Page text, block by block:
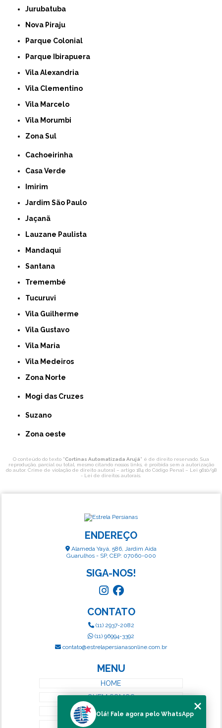
Jurubatuba
Nova Piraju
Parque Colonial
Parque Ibirapuera
Vila Alexandria
Vila Clementino
Vila Marcelo
Vila Morumbi
Zona Sul
Cachoeirinha
Casa Verde
Imirim
Jardim São Paulo
Jaçanã
Lauzane Paulista
Mandaqui
Santana
Tremembé
Tucuruvi
Vila Guilherme
Vila Gustavo
Vila Maria
Vila Medeiros
Zona Norte
Mogi das Cruzes
Suzano
Zona oeste
O conteúdo do texto "Cortinas Automatizada Arujá" é de direito reservado. Sua
reprodução, parcial ou total, mesmo citando nossos links, é proibida sem a autorização
do autor. Crime de violação de direito autoral – artigo 184 do Código Penal – Lei 9610/98
- Lei de direitos autorais
ENDEREÇO
Alameda Yayá, 586, Jardim Aida
Guarulhos - SP, CEP: 07060-000
SIGA-NOS!
CONTATO
(11) 2937-2082
(11) 96994-3392
contato@estrelapersianasonline.com.br
MENU
HOME
QUEM SOMOS
SERVIÇOS
Olá! Fale agora pelo WhatsApp